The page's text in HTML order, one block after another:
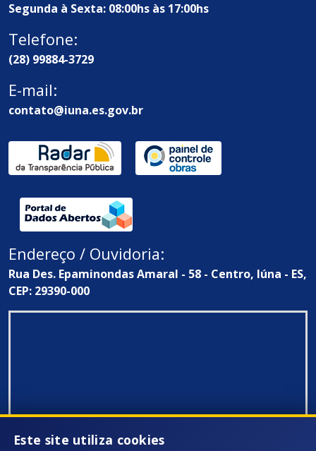
Segunda à Sexta: 08:00hs às 17:00hs
Telefone:
(28) 99884-3729
E-mail:
contato@iuna.es.gov.br
Endereço / Ouvidoria:
Rua Des. Epaminondas Amaral - 58 - Centro, Iúna - ES,
CEP: 29390-000
Este site utiliza cookies